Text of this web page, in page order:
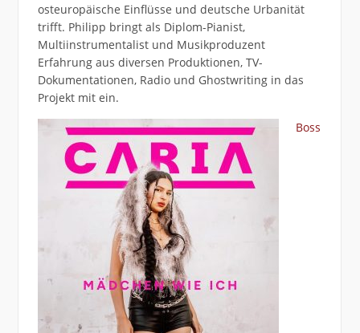
osteuropäische Einflüsse und deutsche Urbanität
trifft. Philipp bringt als Diplom-Pianist,
Multiinstrumentalist und Musikproduzent
Erfahrung aus diversen Produktionen, TV-
Dokumentationen, Radio und Ghostwriting in das
Projekt mit ein.
Boss